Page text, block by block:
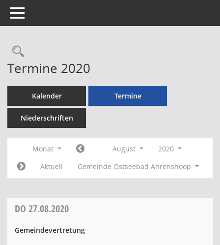
Toggle navigation
Rechercheauswahl
Termine 2020
Kalender Termine
Niederschriften
Monat August
2020
Aktuell
Gemeinde Ostseebad Ahrenshoop
DO 27.08.2020
Gemeindevertretung